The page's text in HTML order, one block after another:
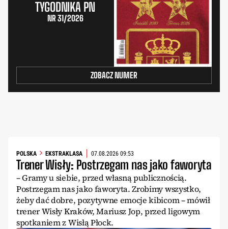
TYGODNIKA PN
NR 31/2026
ZOBACZ NUMER
POLSKA EKSTRAKLASA 07.08.2026 09:53
Trener Wisły: Postrzegam nas jako faworyta
– Gramy u siebie, przed własną publicznością.
Postrzegam nas jako faworyta. Zrobimy wszystko,
żeby dać dobre, pozytywne emocje kibicom – mówił
trener Wisły Kraków, Mariusz Jop, przed ligowym
spotkaniem z Wisłą Płock.